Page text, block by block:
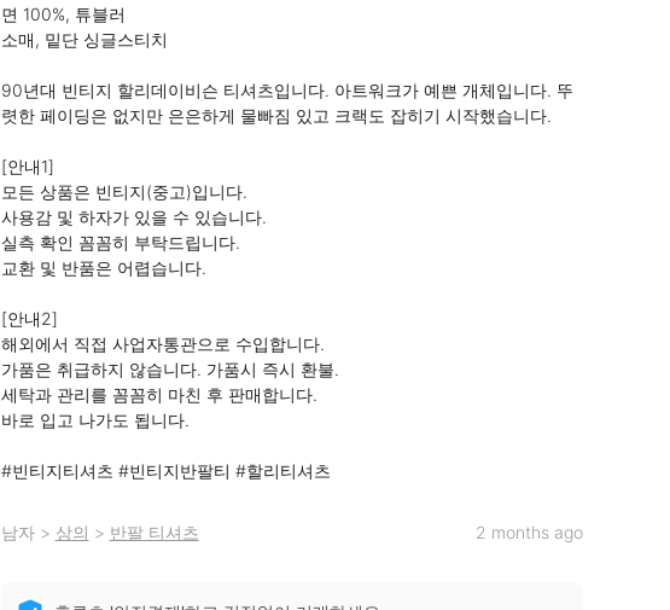
면 100%, 튜블러
소매, 밑단 싱글스티치
90년대 빈티지 할리데이비슨 티셔츠입니다. 아트워크가 예쁜 개체입니다. 뚜
렷한 페이딩은 없지만 은은하게 물빠짐 있고 크랙도 잡히기 시작했습니다.
[안내1]
모든 상품은 빈티지(중고)입니다.
사용감 및 하자가 있을 수 있습니다.
실측 확인 꼼꼼히 부탁드립니다.
교환 및 반품은 어렵습니다.
[안내2]
해외에서 직접 사업자통관으로 수입합니다.
가품은 취급하지 않습니다. 가품시 즉시 환불.
세탁과 관리를 꼼꼼히 마친 후 판매합니다.
바로 입고 나가도 됩니다.
#빈티지티셔츠 #빈티지반팔티 #할리티셔츠
남자> 상의 > 반팔 티셔츠 2 months ago